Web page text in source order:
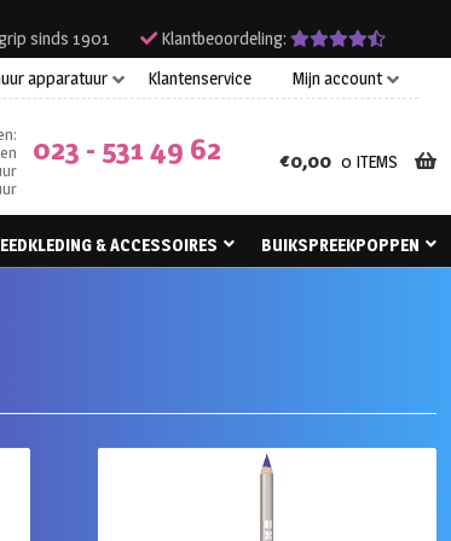
sinds 1901
Klantbeoordeling:
apparatuur Klantenservice Mijn account
023 - 531 49 62 €0,00 0 ITEMS
& ACCESSOIRES
BUIKSPREEKPOPPEN